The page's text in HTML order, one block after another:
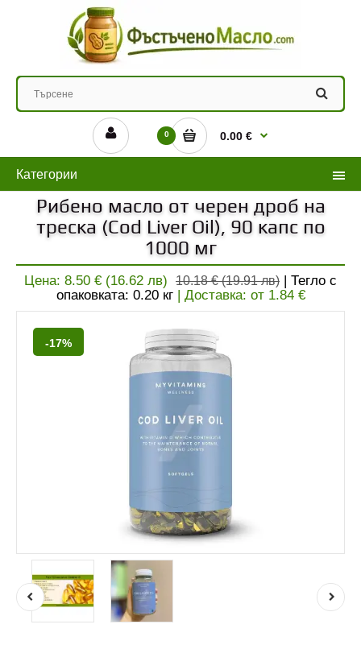
0 0.00 €
Категории
Рибено масло от черен дроб на
треска (Cod Liver Oil), 90 капс по
1000 мг
Цена: 8.50 € (16.62 лв) 10.18 € (19.91 лв) | Тегло с
опаковката: 0.20кг | Доставка: от 1.84€
-17%